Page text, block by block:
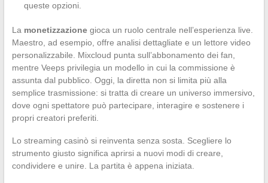
queste opzioni.
La monetizzazionegioca un ruolo centrale nell’esperienza live.
Maestro, ad esempio, offre analisi dettagliate e un lettore video
personalizzabile. Mixcloud punta sull’abbonamento dei fan,
mentre Veeps privilegia un modello in cui la commissione è
assunta dal pubblico. Oggi, la diretta non si limita più alla
semplice trasmissione: si tratta di creare un universo immersivo,
dove ogni spettatore può partecipare, interagire e sostenere i
propri creatori preferiti.
Lo streaming casinò si reinventa senza sosta. Scegliere lo
strumento giusto significa aprirsi a nuovi modi di creare,
condividere e unire. La partita è appena iniziata.